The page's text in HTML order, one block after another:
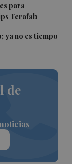
para
Terafab
ya no es tiempo
de